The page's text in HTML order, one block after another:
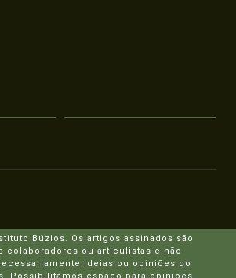
Búzios. Os artigos assinados são
colaboradores ou articulistas e não
ideias ou opiniões do